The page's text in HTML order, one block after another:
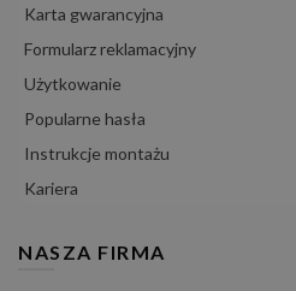
Karta gwarancyjna
Formularz reklamacyjny
Użytkowanie
Popularne hasła
Instrukcje montażu
Kariera
NASZA FIRMA